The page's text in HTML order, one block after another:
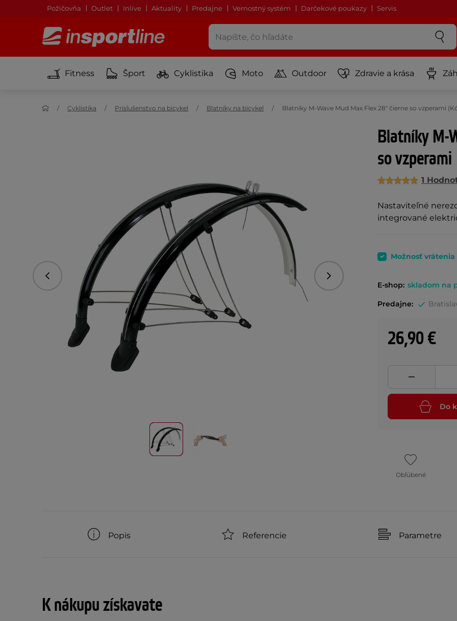
Požičovňa Outlet Inlive Aktuality Predajne Vernostný systém Darčekové poukazy Servis
Fitness Šport Cyklistika Moto Outdoor Zdravie a krása
Cyklistika Príslušenstvo na bicykel Blatníky na bicykel Blatníky M-Wave Mud Max Flex 28" čierne so vzperami
Blatníky M-
so vzperami
1
Nastaviteľné
integrované
Predchádzajúce Nasledujúce
Možnosť
E-shop: skladom na
Predajne:
26,90 €
Do
Obľúbené
Popis Referencie Parametre
K nákupu získavate